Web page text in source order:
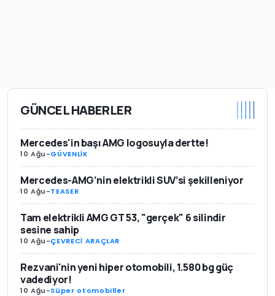
GÜNCEL HABERLER
Mercedes'in başı AMG logosuyla dertte!
10 Ağu-GÜVENLİK
Mercedes-AMG’nin elektrikli SUV’si şekilleniyor
10 Ağu-TEASER
Tam elektrikli AMG GT 53, "gerçek" 6 silindir
sesine sahip
10 Ağu-ÇEVRECİ ARAÇLAR
Rezvani'nin yeni hiper otomobili, 1.580 bg güç
vadediyor!
10 Ağu-Süper otomobiller